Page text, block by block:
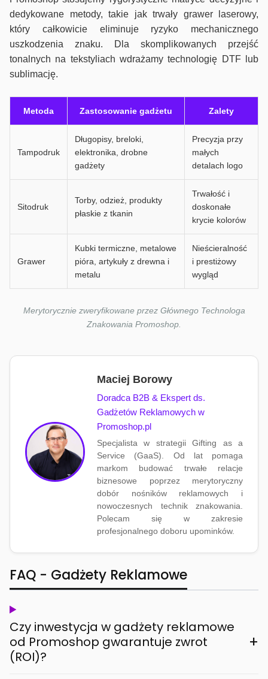
dedykowane metody, takie jak trwały grawer laserowy,
który całkowicie eliminuje ryzyko mechanicznego
uszkodzenia znaku. Dla skomplikowanych przejść
tonalnych na tekstyliach wdrażamy technologię DTF lub
sublimację.
Metoda Zastosowanie gadżetu Zalety
Tampodruk
Długopisy, breloki,
elektronika, drobne
gadżety
Precyzja przy
małych
detalach logo
Sitodruk
Torby, odzież, produkty
płaskie z tkanin
Trwałość i
doskonałe
krycie kolorów
Grawer
Kubki termiczne, metalowe
pióra, artykuły z drewna i
metalu
Nieścieralność
i prestiżowy
wygląd
Merytorycznie zweryfikowane przez Głównego Technologa
Znakowania Promoshop.
Maciej Borowy
Doradca B2B & Ekspert ds.
Gadżetów Reklamowych w
Promoshop.pl
Specjalista w strategii Gifting as a
Service (GaaS). Od lat pomaga
markom budować trwałe relacje
biznesowe poprzez merytoryczny
dobór nośników reklamowych i
nowoczesnych technik znakowania.
Polecam się w zakresie
profesjonalnego doboru upominków.
FAQ - Gadżety Reklamowe
Czy inwestycja w gadżety reklamowe
od Promoshop gwarantuje zwrot
(ROI)?
+